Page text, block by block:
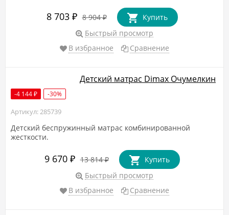
8 703 ₽ 8 904₽
Купить
Быстрый просмотр
В избранное
Сравнение
Детский матрас Dimax Очумелкин
-4 144 ₽ -30%
Артикул: 285739
Детский беспружинный матрас комбинированной
жесткости.
9 670 ₽ 13 814₽
Купить
Быстрый просмотр
В избранное
Сравнение